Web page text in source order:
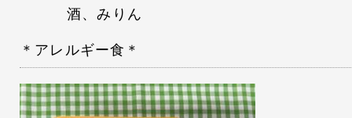
酒、みりん
＊アレルギー食＊